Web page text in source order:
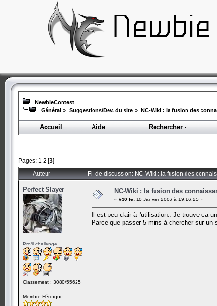
NewbieContest
Général » Suggestions/Dev. du site » NC-Wiki : la fusion des
Accueil Aide Rechercher
Pages: 1 2 [3]
Auteur Fil de discussion: NC-Wiki : la fusion des
Perfect Slayer
Profil challenge
Classement : 3080/55625
Membre Héroïque
NC-Wiki : la fusion des
« #30 le: 10 Janvier 2006 à 19:16:25 »
Il est peu clair à l'utilisation.. Je trouve ca
Parce que passer 5 mins à chercher sur